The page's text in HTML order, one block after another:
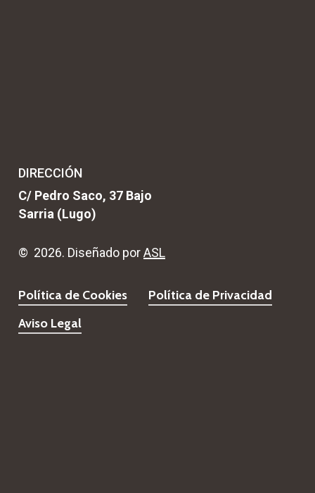
DIRECCIÓN
C/ Pedro Saco, 37 Bajo
Sarria (Lugo)
© 2026. Diseñado porASL
Política de Cookies
Política de Privacidad
Aviso Legal